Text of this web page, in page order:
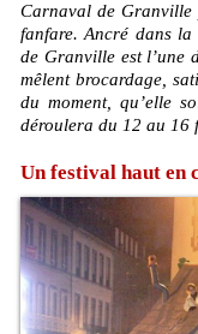
Carnaval de Granville
fanfare. Ancré dans
de Granville est l’une
mêlent brocardage,
du moment, qu’elle
déroulera du 12 au 16
Un festival haut en